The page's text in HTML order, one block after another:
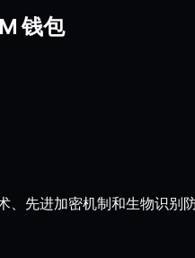
钱包
先进加密机制和生物识别